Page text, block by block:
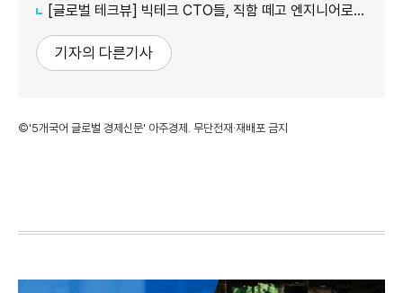
[글로벌 테크뷰] 빅테크 CTO들, 직함 떼고 엔지니어로 유턴...'앤트로픽행 러시' 이유는
기자의 다른기사
©'5개국어 글로벌 경제신문' 아주경제. 무단전재·재배포 금지